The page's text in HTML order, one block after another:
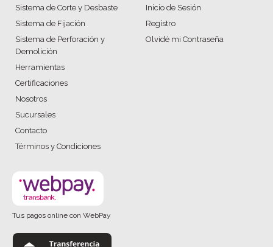
Sistema de Corte y Desbaste
Sistema de Fijación
Sistema de Perforación y
Demolición
Herramientas
Certificaciones
Nosotros
Sucursales
Contacto
Términos y Condiciones
Inicio de Sesión
Regístro
Olvidé mi Contraseña
Tus pagos online con WebPay